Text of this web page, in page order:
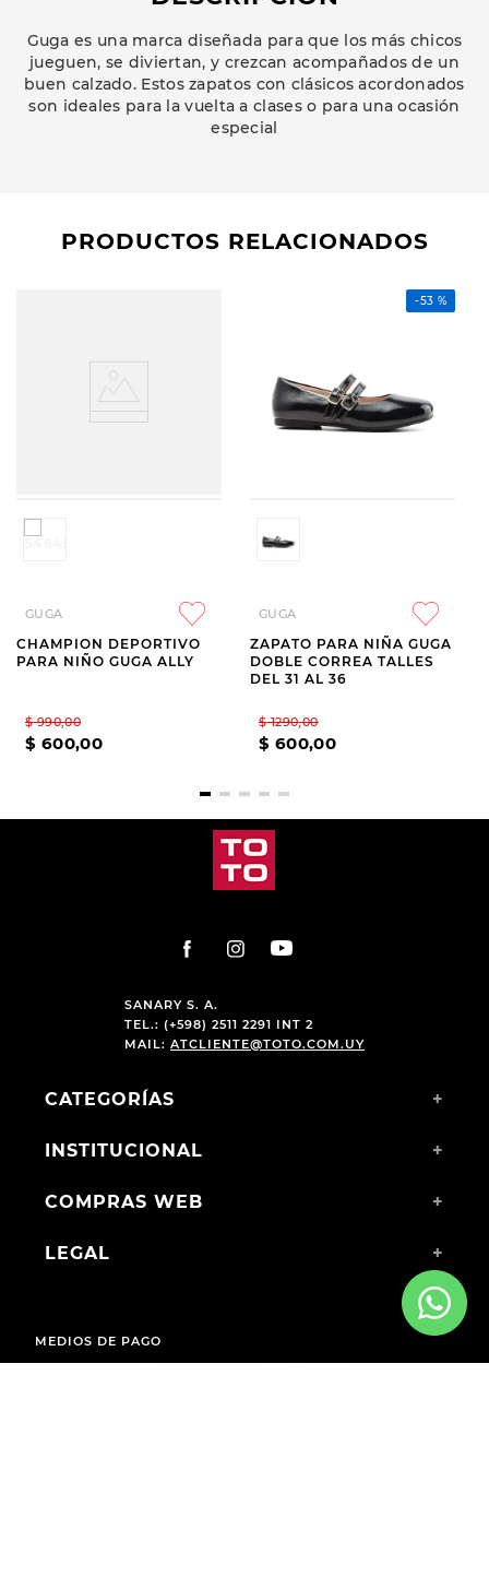
Guga es una marca diseñada para que los más chicos
jueguen, se diviertan, y crezcan acompañados de un
buen calzado. Estos zapatos con clásicos acordonados
son ideales para la vuelta a clases o para una ocasión
especial
PRODUCTOS RELACIONADOS
GUGA
CHAMPION DEPORTIVO
PARA NIÑO GUGA ALLY
$ 990,00
$ 600,00
-53 %
GUGA
ZAPATO PARA NIÑA GUGA
DOBLE CORREA TALLES
DEL 31 AL 36
$ 1290,00
$ 600,00
SANARY S. A.
TEL.: (+598) 2511 2291 INT 2
MAIL: ATCLIENTE@TOTO.COM.UY
CATEGORÍAS +
INSTITUCIONAL +
COMPRAS WEB +
LEGAL +
MEDIOS DE PAGO